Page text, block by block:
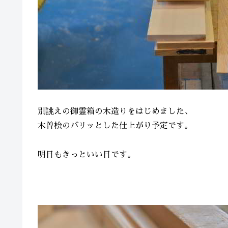
別誂えの御霊箱の木造りをはじめました、
木曽桧のバリッとした仕上がり予定です。
明日もきっといい日です。